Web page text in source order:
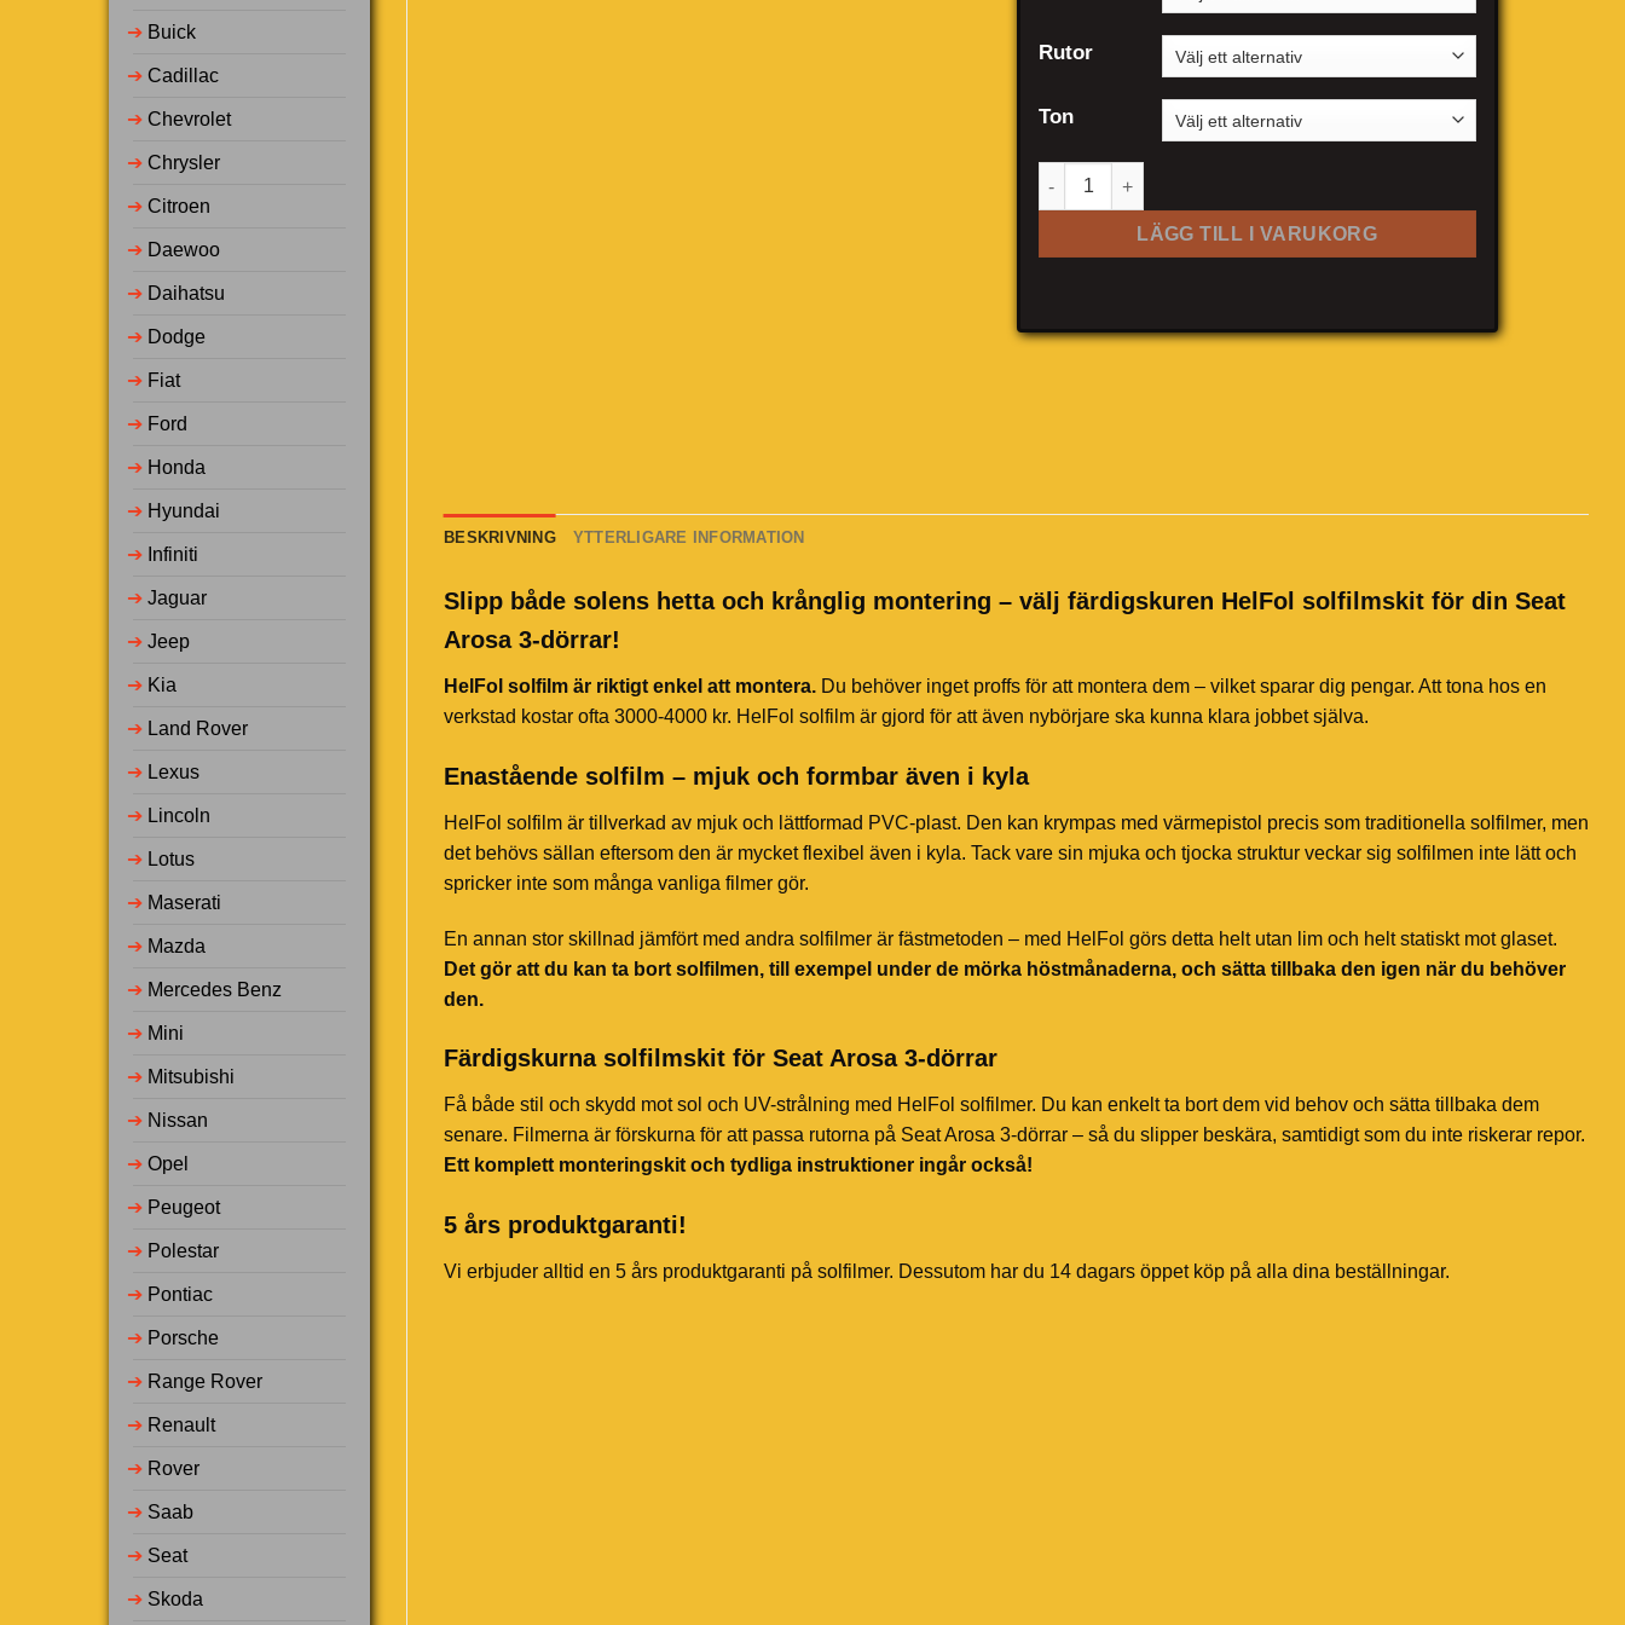
➔ Buick
➔ Cadillac
➔ Chevrolet
➔ Chrysler
➔ Citroen
➔ Daewoo
➔ Daihatsu
➔ Dodge
➔ Fiat
➔ Ford
➔ Honda
➔ Hyundai
➔ Infiniti
➔ Jaguar
➔ Jeep
➔ Kia
➔ Land Rover
➔ Lexus
➔ Lincoln
➔ Lotus
➔ Maserati
➔ Mazda
➔ Mercedes Benz
➔ Mini
➔ Mitsubishi
➔ Nissan
➔ Opel
➔ Peugeot
➔ Polestar
➔ Pontiac
➔ Porsche
➔ Range Rover
➔ Renault
➔ Rover
➔ Saab
➔ Seat
➔ Skoda
Rutor
Ton
Seat Arosa 3-dörrar mängd
LÄGG TILL I VARUKORG
BESKRIVNING YTTERLIGARE INFORMATION
Slipp både solens hetta och krånglig montering – välj färdigskuren HelFol solfilmskit för din Seat
Arosa 3-dörrar!
HelFol solfilm är riktigt enkel att montera. Du behöver inget proffs för att montera dem – vilket sparar dig pengar. Att tona hos en
verkstad kostar ofta 3000-4000 kr. HelFol solfilm är gjord för att även nybörjare ska kunna klara jobbet själva.
Enastående solfilm – mjuk och formbar även i kyla
HelFol solfilm är tillverkad av mjuk och lättformad PVC-plast. Den kan krympas med värmepistol precis som traditionella solfilmer, men
det behövs sällan eftersom den är mycket flexibel även i kyla. Tack vare sin mjuka och tjocka struktur veckar sig solfilmen inte lätt och
spricker inte som många vanliga filmer gör.
En annan stor skillnad jämfört med andra solfilmer är fästmetoden – med HelFol görs detta helt utan lim och helt statiskt mot glaset.
Det gör att du kan ta bort solfilmen, till exempel under de mörka höstmånaderna, och sätta tillbaka den igen när du behöver
den.
Färdigskurna solfilmskit för Seat Arosa 3-dörrar
Få både stil och skydd mot sol och UV-strålning med HelFol solfilmer. Du kan enkelt ta bort dem vid behov och sätta tillbaka dem
senare. Filmerna är förskurna för att passa rutorna på Seat Arosa 3-dörrar – så du slipper beskära, samtidigt som du inte riskerar repor.
Ett komplett monteringskit och tydliga instruktioner ingår också!
5 års produktgaranti!
Vi erbjuder alltid en 5 års produktgaranti på solfilmer. Dessutom har du 14 dagars öppet köp på alla dina beställningar.